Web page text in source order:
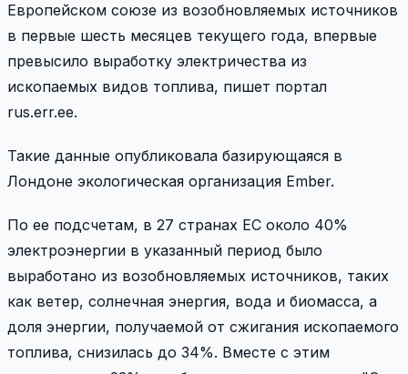
Европейском союзе из возобновляемых источников
в первые шесть месяцев текущего года, впервые
превысило выработку электричества из
ископаемых видов топлива, пишет портал
rus.err.ee.
Такие данные опубликовала базирующаяся в
Лондоне экологическая организация Ember.
По ее подсчетам, в 27 странах ЕС около 40%
электроэнергии в указанный период было
выработано из возобновляемых источников, таких
как ветер, солнечная энергия, вода и биомасса, а
доля энергии, получаемой от сжигания ископаемого
топлива, снизилась до 34%. Вместе с этим